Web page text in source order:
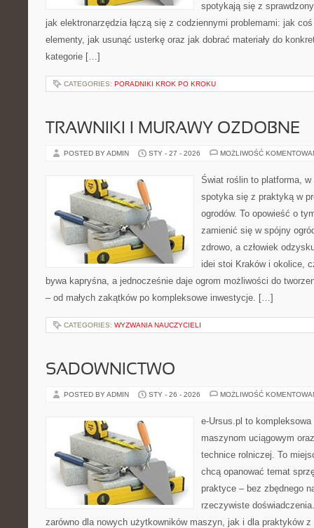
spotykają się z
jak elektronarzędzia łączą się z codziennymi problemami: jak
elementy, jak usunąć usterkę oraz jak dobrać materiały do
kategorie […]
CATEGORIES: PORADNIKI KROK PO KROKU
TRAWNIKI I MURAWY OZDOBNE
POSTED BY ADMIN STY - 27 - 2026 MOŻLIWOŚĆ
Świat roślin to platforma, w
spotyka się z praktyką w
ogrodów. To opowieść o
zamienić się w spójny
zdrowo, a człowiek
idei stoi Kraków i okolice,
bywa kapryśna, a jednocześnie daje ogrom możliwości do
– od małych zakątków po kompleksowe inwestycje. […]
CATEGORIES: WYZWANIA NAUCZYCIELI
SADOWNICTWO
POSTED BY ADMIN STY - 26 - 2026 MOŻLIWOŚĆ
e-Ursus.pl to
maszynom uciągowym
technice rolniczej. To
chcą opanować temat
praktyce – bez zbędnego
rzeczywiste
zarówno dla nowych użytkowników maszyn, jak i dla praktyków